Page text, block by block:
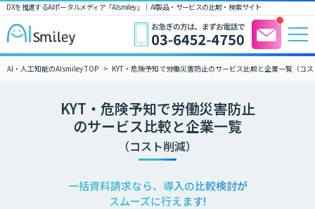
DXを推進するAIポータルメディア「AIsmiley」｜ AI製品・サービスの比較・検索サイト
AI・人工知能のAIsmiley TOP KYT・危険予知で労働災害防止のサービス比較と企業一覧（コ
KYT・危険予知で労働災害防止
のサービス比較と企業一覧
（コスト削減）
一括資料請求なら、導入の比較検討が
スムーズに行えます!